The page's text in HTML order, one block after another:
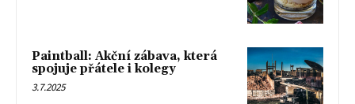
Paintball: Akční zábava, která
spojuje přátele i kolegy
3.7.2025